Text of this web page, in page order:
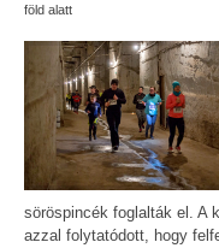
föld alatt
söröspincék foglalták el. A
azzal folytatódott, hogy